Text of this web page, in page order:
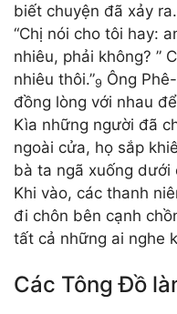
biết chuyện đã xảy ra.
“Chị nói cho tôi hay:
nhiêu, phải không? ”
nhiêu thôi.”9 Ông
đồng lòng với nhau
Kìa những người đã
ngoài cửa, họ sắp
bà ta ngã xuống dưới
Khi vào, các thanh
đi chôn bên cạnh
tất cả những ai nghe
Các Tông Đồ